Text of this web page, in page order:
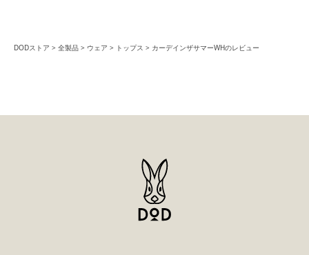
DODストア 全製品 ウェア トップス カーデインザサマーWHのレビュー